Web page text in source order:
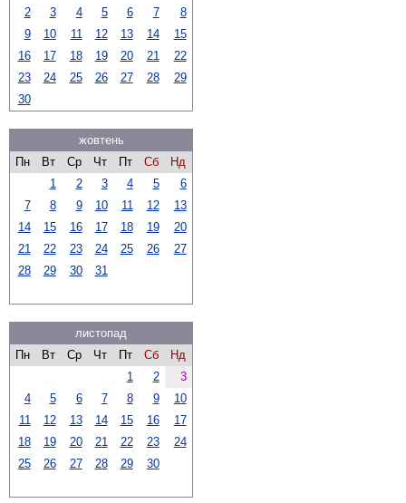
2
3 4 5 6 7
8
9
10 11 12 13 14
15
16
17 18 19 20 21
22
23
24 25 26 27 28
29
30
жовтень
Пн
Вт Ср Чт Пт Сб
Нд
1
2 3 4 5
6
7
8 9 10 11 12
13
14
15 16 17 18 19
20
21
22 23 24 25 26
27
28
29 30 31
листопад
Пн
Вт Ср Чт Пт Сб
Нд
1
2
3
4
5 6 7 8 9
10
11
12 13 14 15 16
17
18
19 20 21 22 23
24
25
26 27 28 29 30